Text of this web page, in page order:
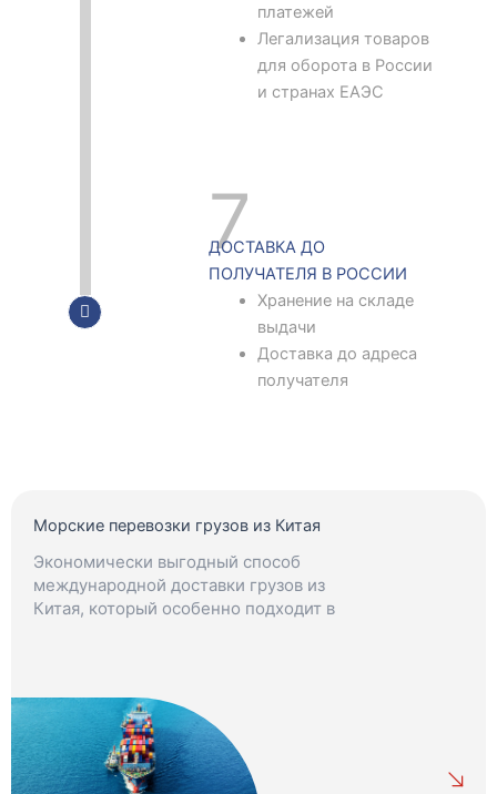
платежей
Легализация товаров
для оборота в России
и странах ЕАЭС
7
ДОСТАВКА ДО
ПОЛУЧАТЕЛЯ В РОССИИ
Хранение на складе
выдачи
Доставка до адреса
получателя
Морские перевозки грузов из Китая
Экономически выгодный способ
международной доставки грузов из
Китая, который особенно подходит в